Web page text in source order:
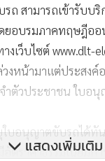
สามารถเข้ารับบริ
ยอบรมภาคทฤษฎีอ
งเว็บไซต์ www.dlt-
งหน้ามาแต่ประสงค์
ำตัวประชาชน ใบอ
ใบอนุญาตขับรถได้
ตราค่าธรรมเนียมก
แสดงเพิ่มเติม